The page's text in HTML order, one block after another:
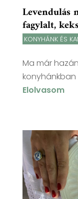
Levendulás
fagylalt,
KONYHÁNK ÉS
Ma már
konyhánkban
Elolvasom